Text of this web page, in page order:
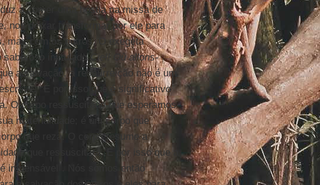
a comer uma hóstia na missa de
nos deixar transformar por ele para
mas com os outros. O exegeta
saboroso intituladoCiel! Où allons-
a salvação, a ressurreição não é um
“É por isso que é significativo
O corpo ressuscitado que esperamos
materialidade; é um corpo que
que reza. O corpo resume a
que ressuscitará. É por isso que a
impensável”. Nós somos então